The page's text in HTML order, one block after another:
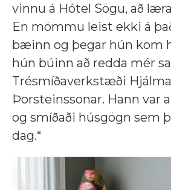
vinnu á Hótel Sögu, að
En mömmu leist ekki á
bæinn og þegar hún kom
hún búinn að redda mér
Trésmíðaverkstæði
Þorsteinssonar. Hann var
og smíðaði húsgögn sem
dag.“